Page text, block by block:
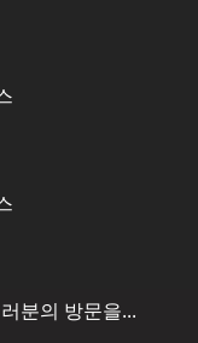
분의 방문을...